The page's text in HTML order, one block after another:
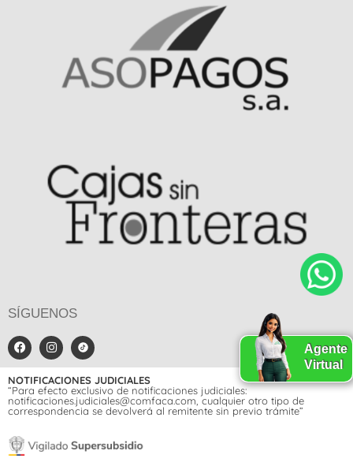
SÍGUENOS
NOTIFICACIONES JUDICIALES
“Para efecto exclusivo de notificaciones judiciales:
notificaciones.judiciales@comfaca.com, cualquier otro tipo de
correspondencia se devolverá al remitente sin previo trámite”
Agente
Virtual